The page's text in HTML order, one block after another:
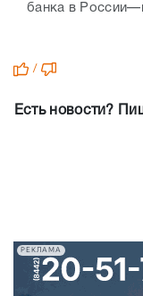
банка в
/
Есть новости?
РЕКЛАМА